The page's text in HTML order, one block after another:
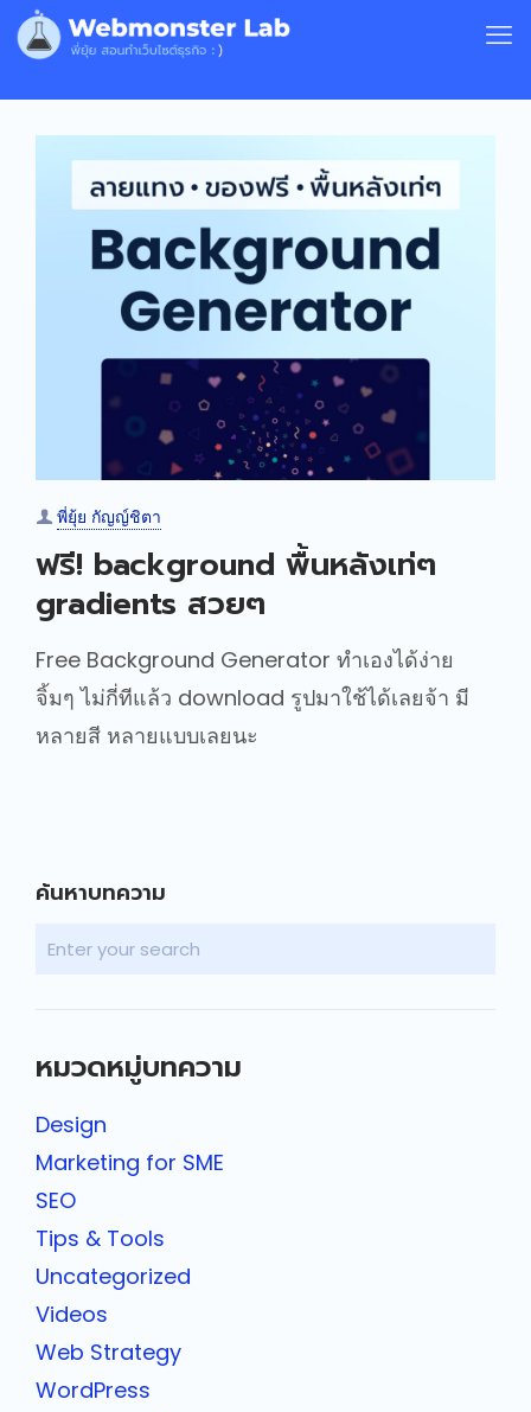
พี่ยุ้ย กัญญ์ชิตา
ฟรี! background พื้นหลังเท่ๆ
gradients สวยๆ
Free Background Generator ทำเองได้ง่าย
จิ้มๆ ไม่กี่ทีแล้ว download รูปมาใช้ได้เลยจ้า มี
หลายสี หลายแบบเลยนะ
ค้นหาบทความ
หมวดหมู่บทความ
Design
Marketing for SME
SEO
Tips & Tools
Uncategorized
Videos
Web Strategy
WordPress